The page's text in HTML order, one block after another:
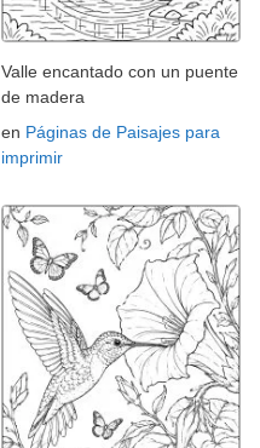
Valle encantado con un puente
de madera
en Páginas de Paisajes para
imprimir